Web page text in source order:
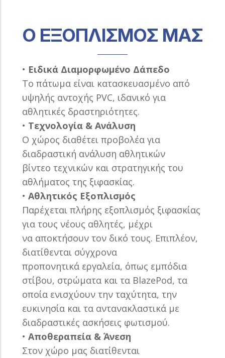
Ο ΕΞΟΠΛΙΣΜΟΣ ΜΑΣ
• Ειδικά Διαμορφωμένο Δάπεδο
Το πάτωμα είναι κατασκευασμένο από
υψηλής αντοχής PVC, ιδανικό για
αθλητικές δραστηριότητες.
• Τεχνολογία & Ανάλυση
Ο χώρος διαθέτει προβολέα για
διαδραστική ανάλυση αθλητικών
βίντεο τεχνικών και στρατηγικής του
αθλήματος της ξιφασκίας.
• Αθλητικός Εξοπλισμός
Παρέχεται πλήρης εξοπλισμός ξιφασκίας
για τους νέους αθλητές, μέχρι
να αποκτήσουν τον δικό τους. Επιπλέον,
διατίθενται σύγχρονα
προπονητικά εργαλεία, όπως εμπόδια
στίβου, στρώματα και τα BlazePod, τα
οποία ενισχύουν την ταχύτητα, την
ευκινησία και τα αντανακλαστικά με
διαδραστικές ασκήσεις φωτισμού.
• Αποθεραπεία & Άνεση
Στον χώρο μας διατίθενται